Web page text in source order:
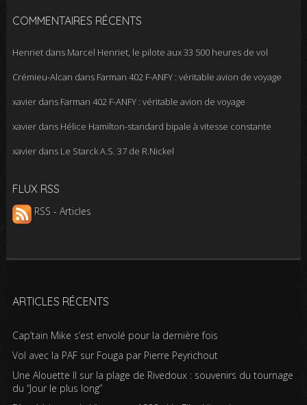
COMMENTAIRES RÉCENTS
Henrietdans Marcel Henriet, le pilote aux 33 500 heures de vol
Crémieu-Alcan dans Farman 402 F-ANFY : véritable avion de voyage
xavierdans Farman 402 F-ANFY : véritable avion de voyage
xavierdans Hélice Hamilton-standard bipale à vitesse constante
xavierdans Le Starck A.S. 37 de R.Nickel
FLUX RSS
RSS - Articles
ARTICLES RÉCENTS
Cap’tain Mike s’est envolé pour la dernière fois
Vol avec la PAF sur Fouga par Pierre Peyrichout
Une Alouette II sur la plage de Rivedoux : souvenirs du tournage
du “Jour le plus long”